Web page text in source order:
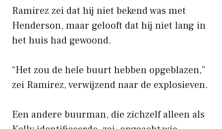
Ramirez zei dat hij niet bekend was met
Henderson, maar gelooft dat hij niet lang in
het huis had gewoond.
“Het zou de hele buurt hebben opgeblazen,”
zei Ramirez, verwijzend naar de explosieven.
Een andere buurman, die zichzelf alleen als